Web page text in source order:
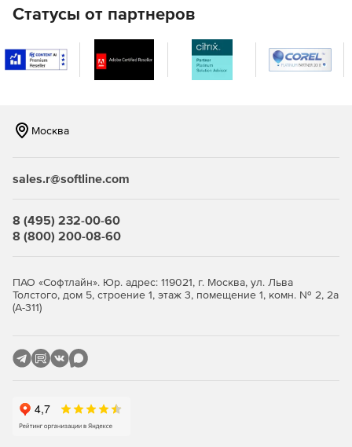
сторонние службы проверки (ICAP-протокол), со всеми
Поддержка практически всех используемых в
настоящее время отечественных и зарубежных сред
Гибкость и удобство администрирования – продукт
соответствуют политике безопасности компании.
Антивирусная проверка потоков данных при
передаче файлов (FTP-трафик) и просмотре сетевых
Единое распоряжение защитой через сетевой узел
управления единым комплексом обеспечения
Отбор прав доступа по типу содержимого, объему
Статусы от партнеров
Москва
sales.r@softline.com
8 (495) 232-00-60
8 (800) 200-08-60
ПАО «Софтлайн». Юр. адрес: 119021, г. Москва, ул. Льва
Толстого, дом 5, строение 1, этаж 3, помещение 1, комн. № 2, 2а
(А-311)